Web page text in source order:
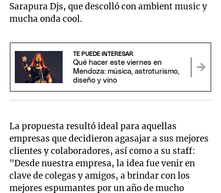
Sarapura Djs, que descolló con ambient music y
mucha onda cool.
TE PUEDE INTERESAR
Qué hacer este viernes en
Mendoza: música, astroturismo,
diseño y vino
La propuesta resultó ideal para aquellas
empresas que decidieron agasajar a sus mejores
clientes y colaboradores, así como a su staff:
"Desde nuestra empresa, la idea fue venir en
clave de colegas y amigos, a brindar con los
mejores espumantes por un año de mucho